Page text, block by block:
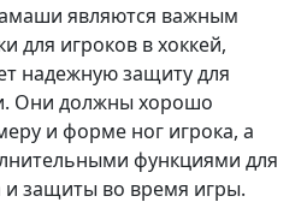
являются важным
для игроков в хоккей,
надежную защиту для
Они должны хорошо
и форме ног игрока, а
функциями для
защиты во время игры.